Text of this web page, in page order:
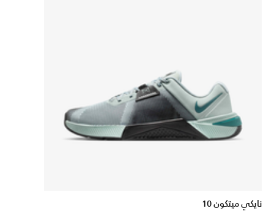
نايكي ميتكون 10